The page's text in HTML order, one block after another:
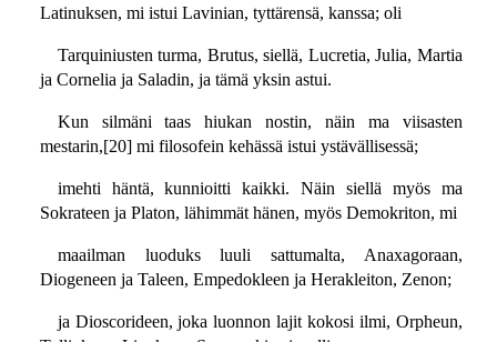
Latinuksen, mi istui Lavinian, tyttärensä, kanssa; oli
Tarquiniusten turma, Brutus, siellä, Lucretia, Julia, Martia
ja Cornelia ja Saladin, ja tämä yksin astui.
Kun silmäni taas hiukan nostin, näin ma viisasten
mestarin,[20] mi filosofein kehässä istui ystävällisessä;
imehti häntä, kunnioitti kaikki. Näin siellä myös ma
Sokrateen ja Platon, lähimmät hänen, myös Demokriton, mi
maailman luoduks luuli sattumalta, Anaxagoraan,
Diogeneen ja Taleen, Empedokleen ja Herakleiton, Zenon;
ja Dioscorideen, joka luonnon lajit kokosi ilmi, Orpheun,